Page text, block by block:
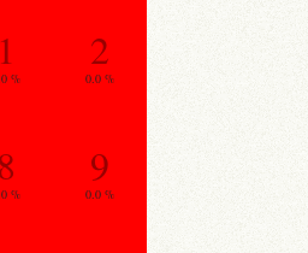
1
%
2
0.0 %
8
%
9
0.0 %